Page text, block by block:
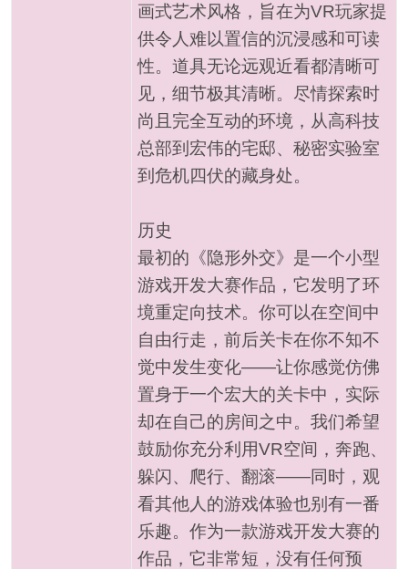
画式艺术风格，旨在为VR玩家提
供令人难以置信的沉浸感和可读
性。道具无论远观近看都清晰可
见，细节极其清晰。尽情探索时
尚且完全互动的环境，从高科技
总部到宏伟的宅邸、秘密实验室
到危机四伏的藏身处。
历史
最初的《隐形外交》是一个小型
游戏开发大赛作品，它发明了环
境重定向技术。你可以在空间中
自由行走，前后关卡在你不知不
觉中发生变化——让你感觉仿佛
置身于一个宏大的关卡中，实际
却在自己的房间之中。我们希望
鼓励你充分利用VR空间，奔跑、
躲闪、爬行、翻滚——同时，观
看其他人的游戏体验也别有一番
乐趣。作为一款游戏开发大赛的
作品，它非常短，没有任何预